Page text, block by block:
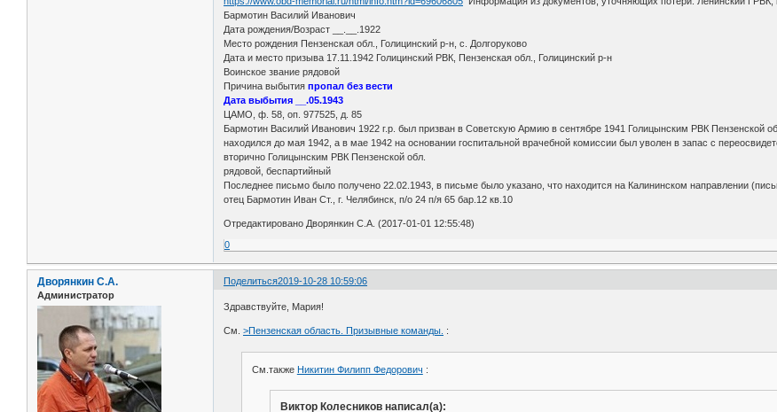
Бармотин Василий Иванович
Дата рождения/Возраст __.__.1922
Место рождения Пензенская обл., Голицинский р-н, с. Долгоруково
Дата и место призыва 17.11.1942 Голицинский РВК, Пензенская обл., Голицинский р-н
Воинское звание рядовой
Причина выбытияпропал без вести
Дата выбытия __.05.1943
ЦАМО, ф. 58, оп. 977525, д. 85
Бармотин Василий Иванович 1922 г.р. был призван в Советскую Армию в сентябре 1941 Голицынским РВК Пензенской
находился до мая 1942, а в мае 1942 на основании госпитальной врачебной комиссии был уволен в запас с
вторично Голицынским РВК Пензенской обл.
рядовой, беспартийный
Последнее письмо было получено 22.02.1943, в письме было указано, что находится на Калининском направлении
отец Бармотин Иван Ст., г. Челябинск, п/о 24 п/я 65 бар.12 кв.10
Отредактировано Дворянкин С.А. (2017-01-01 12:55:48)
0
Поделиться2019-10-28 10:59:06
Дворянкин С.А.
Администратор
Здравствуйте, Мария!
См.>Пензенская область. Призывные команды. :
См.также Никитин Филипп Федорович :
Виктор Колесников написал(а):